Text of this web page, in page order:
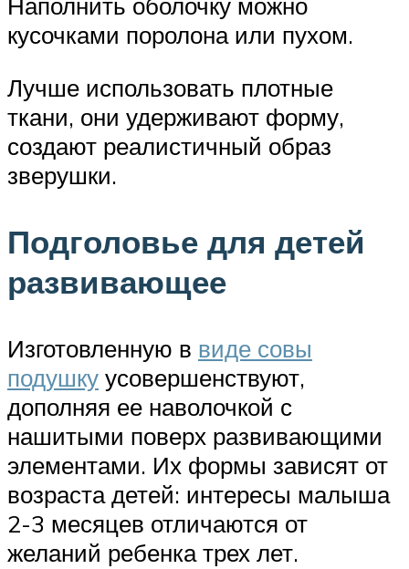
Наполнить оболочку можно
кусочками поролона или пухом.
Лучше использовать плотные
ткани, они удерживают форму,
создают реалистичный образ
зверушки.
Подголовье для детей
развивающее
Изготовленную в виде совы
подушку усовершенствуют,
дополняя ее наволочкой с
нашитыми поверх развивающими
элементами. Их формы зависят от
возраста детей: интересы малыша
2-3 месяцев отличаются от
желаний ребенка трех лет.